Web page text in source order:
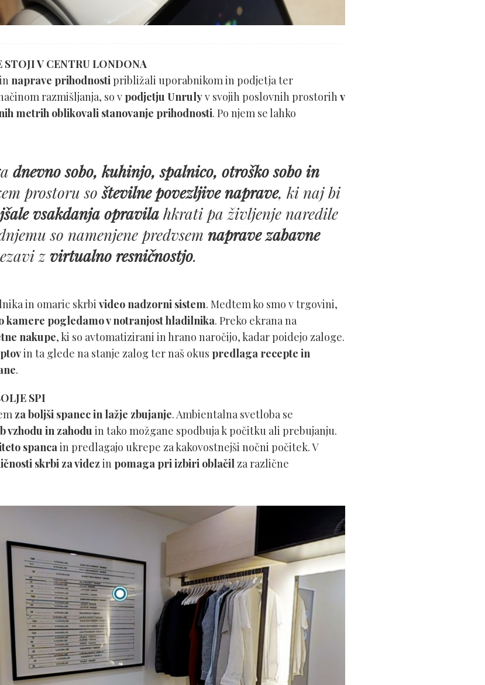
V CENTRU LONDONA
in naprave prihodnosti približali uporabnikom in podjetja ter
razmišljanja, so v podjetju Unrulyv svojih poslovnih prostorih v
metrih oblikovali stanovanje prihodnosti. Po njem se lahko
dnevno sobo, kuhinjo, spalnico, otroško sobo in
prostoru soštevilne povezljive naprave, ki naj bi
vsakdanja opravilahkrati pa življenje naredile
so namenjene predvsem naprave zabavne
z virtualno resničnostjo.
in omaric skrbi video nadzorni sistem. Medtem ko smo v trgovini,
kamere pogledamo v notranjost hladilnika. Preko ekrana na
nakupe, ki so avtomatizirani in hrano naročijo, kadar poidejo zaloge.
in ta glede na stanje zalog ter naš okus predlaga recepte in
.
SPI
za boljši spanec in lažje zbujanje. Ambientalna svetloba se
vzhodu in zahodu in tako možgane spodbuja k počitku ali prebujanju.
spanca in predlagajo ukrepe za kakovostnejši nočni počitek. V
skrbi za videz in pomaga pri izbiri oblačil za različne